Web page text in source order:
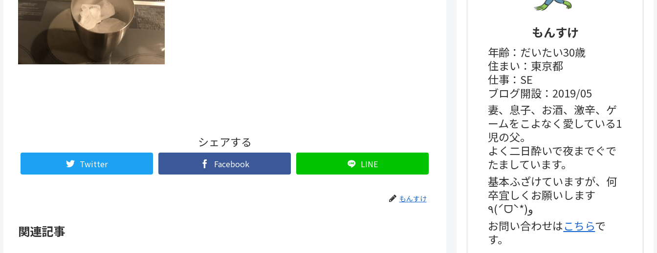
シェアする
Twitter Facebook LINE
もんすけ
関連記事
もんすけ
年齢：だいたい30歳
住まい：東京都
仕事：SE
ブログ開設：2019/05
妻、息子、お酒、激辛、ゲ
ームをこよなく愛している1
児の父。
よく二日酔いで夜までぐで
たましています。
基本ふざけていますが、何
卒宜しくお願いします
٩(ˊᗜˋ*)و
お問い合わせはこちらで
す。